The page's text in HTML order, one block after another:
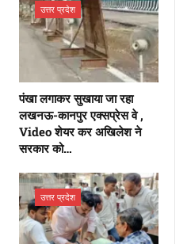
उत्तर प्रदेश
पंखा लगाकर सुखाया जा रहा
लखनऊ-कानपुर एक्सप्रेस वे ,
Video शेयर कर अखिलेश ने
सरकार को…
उत्तर प्रदेश